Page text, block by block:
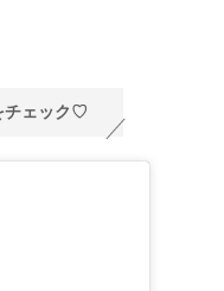
チェック♡